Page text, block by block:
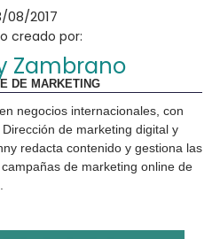
08/2017
creado por:
Zambrano
DE MARKETING
negocios internacionales, con
Dirección de marketing digital y
redacta contenido y gestiona las
de marketing online de